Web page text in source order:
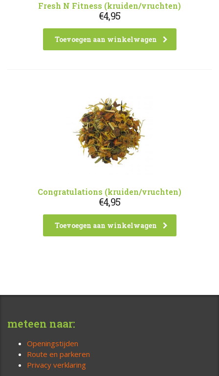
Fresh N Fitness (kruiden/vruchten)
€4,95
Toevoegen aan winkelwagen
Congratulations (kruiden/vruchten)
€4,95
Toevoegen aan winkelwagen
meteen naar:
Openingstijden
Route en parkeren
Privacy verklaring